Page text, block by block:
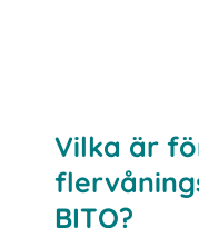
Vilka är
BITO?